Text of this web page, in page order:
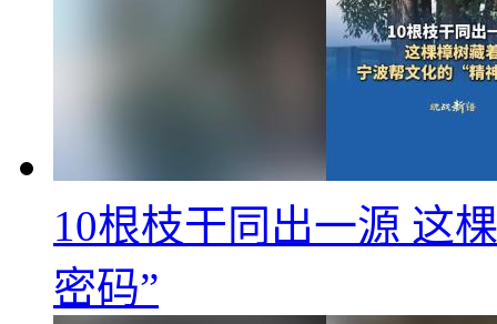
10根枝干同出一源 这
密码”